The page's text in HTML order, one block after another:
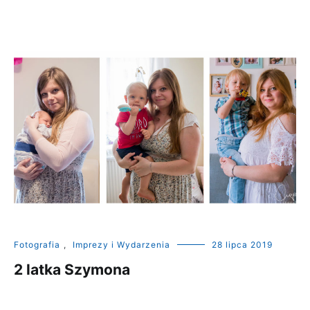
Fotografia , Imprezy i Wydarzenia 28 lipca 2019
2 latka Szymona